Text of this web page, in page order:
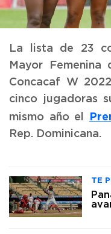
La lista de 23
Mayor Femenina
Concacaf W
cinco jugadoras
mismo año el
Rep. Dominicana.
TE